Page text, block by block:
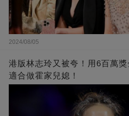
2024/08/05
港版林志玲又被夸！用6百萬
適合做霍家兒媳！